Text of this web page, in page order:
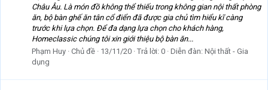
Châu Âu. Là món đồ không thể thiếu trong không gian nội thất phòng
ăn, bộ bàn ghế ăn tân cổ điển đã được gia chủ tìm hiểu kĩ càng
trước khi lựa chọn. Để đa dạng lựa chọn cho khách hàng,
Homeclassic chúng tôi xin giới thiệu bộ bàn ăn...
Phạm Huy Chủ đề 13/11/20 Trả lời: 0 Diễn đàn: Nội thất - Gia
dụng